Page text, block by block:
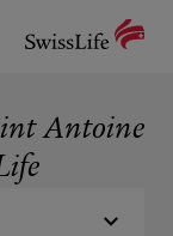
Antoine